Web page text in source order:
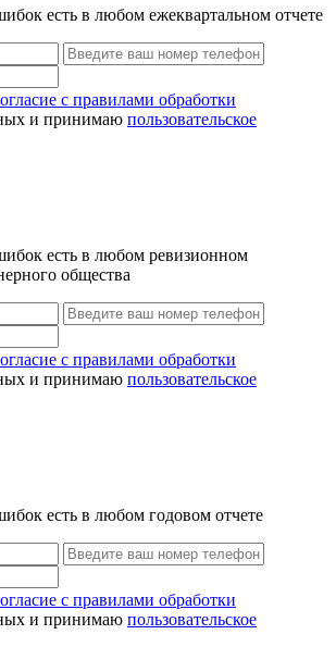
есть в любом ежеквартальном отчете
с правилами обработки
и принимаю пользовательское
есть в любом ревизионном
общества
с правилами обработки
и принимаю пользовательское
есть в любом годовом отчете
с правилами обработки
и принимаю пользовательское